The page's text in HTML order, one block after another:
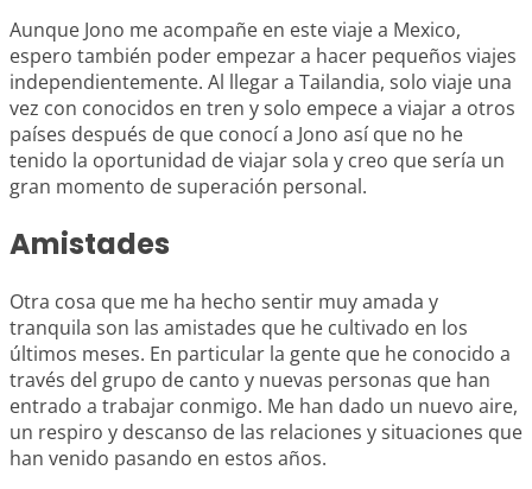
Aunque Jono me acompañe en este viaje a Mexico,
espero también poder empezar a hacer pequeños viajes
independientemente. Al llegar a Tailandia, solo viaje una
vez con conocidos en tren y solo empece a viajar a otros
países después de que conocí a Jono así que no he
tenido la oportunidad de viajar sola y creo que sería un
gran momento de superación personal.
Amistades
Otra cosa que me ha hecho sentir muy amada y
tranquila son las amistades que he cultivado en los
últimos meses. En particular la gente que he conocido a
través del grupo de canto y nuevas personas que han
entrado a trabajar conmigo. Me han dado un nuevo aire,
un respiro y descanso de las relaciones y situaciones que
han venido pasando en estos años.